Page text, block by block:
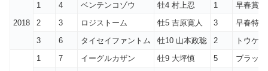
2018
1 4 ベンテンコゾウ 牡4 村上忍 1
早春賞(
2
3 ロジストーム 牡5 吉原寛人 3
早春特
3
6 タイセイファントム 牡10 山本政聡 2 トウケ
1 7 イーグルカザン 牡9 大坪慎 5
ブラッ